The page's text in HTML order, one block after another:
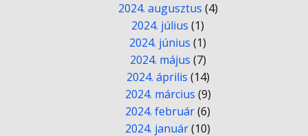
2024. augusztus (4)
2024. július (1)
2024. június (1)
2024. május (7)
2024. április (14)
2024. március (9)
2024. február(6)
2024. január(10)